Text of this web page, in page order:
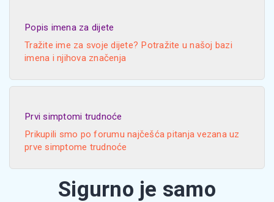
Popis imena za dijete
Tražite ime za svoje dijete? Potražite u našoj bazi
imena i njihova značenja
Prvi simptomi trudnoće
Prikupili smo po forumu najčešća pitanja vezana uz
prve simptome trudnoće
Sigurno je samo